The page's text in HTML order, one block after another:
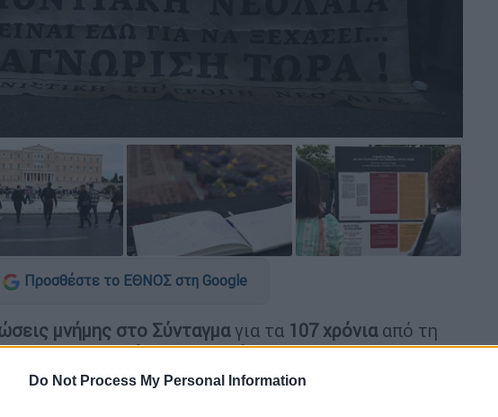
Do Not Process My Personal Information
Προσθέστε το ΕΘΝΟΣ στη Google
μνήμης στο Σύνταγμαγια τα 107 χρόνιααπό τη
εν μέσωξαφνικής νεροποντήςστην Αθήνα.
ξεκίνησε στις 18:30 με την ώρα συγκέντρωσης